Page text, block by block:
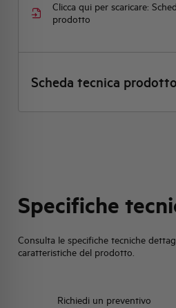
Clicca qui per scaricare:
prodotto
Scheda tecnica prodotto
Specifiche
Consulta le specifiche tecniche
caratteristiche del prodotto.
Richiedi un preventivo